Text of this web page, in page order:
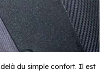
du simple confort. Il est